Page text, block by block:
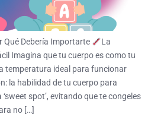
Qué Debería Importarte
La
Imagina que tu cuerpo es como tu
temperatura ideal para funcionar
la habilidad de tu cuerpo para
spot’, evitando que te congeles
no […]